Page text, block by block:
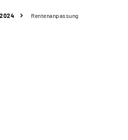
Rentenanpassung